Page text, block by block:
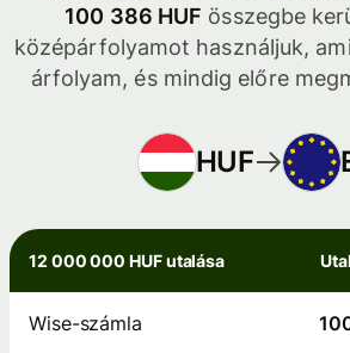
100 386 HUF összegbe
középárfolyamot használjuk,
árfolyam, és mindig előre
HUF
12 000 000 HUF utalása
Wise-számla